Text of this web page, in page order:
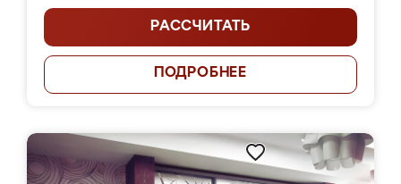
РАССЧИТАТЬ
ПОДРОБНЕЕ